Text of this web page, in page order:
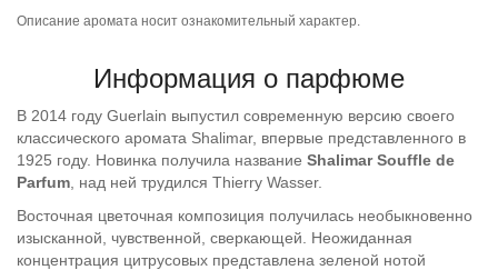
Описание аромата носит ознакомительный характер.
Информация о парфюме
В 2014 году Guerlain выпустил современную версию своего
классического аромата Shalimar, впервые представленного в
1925 году. Новинка получила название Shalimar Souffle de
Parfum , над ней трудился Thierry Wasser.
Восточная цветочная композиция получилась необыкновенно
изысканной, чувственной, сверкающей. Неожиданная
концентрация цитрусовых представлена зеленой нотой